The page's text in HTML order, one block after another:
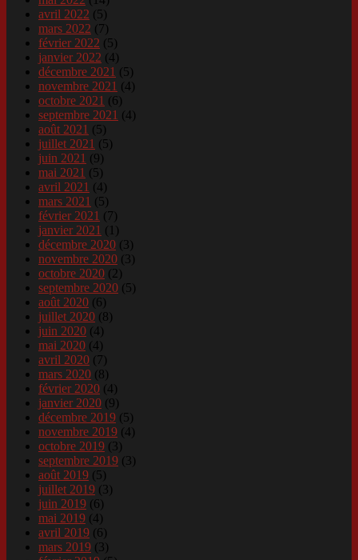
avril 2022 (5)
mars 2022 (7)
février 2022 (5)
janvier 2022 (4)
décembre 2021 (5)
novembre 2021 (4)
octobre 2021 (6)
septembre 2021 (4)
août 2021 (5)
juillet 2021 (5)
juin 2021 (9)
mai 2021 (5)
avril 2021 (4)
mars 2021 (5)
février 2021 (7)
janvier 2021 (1)
décembre 2020 (3)
novembre 2020 (3)
octobre 2020 (2)
septembre 2020 (5)
août 2020 (6)
juillet 2020 (8)
juin 2020 (4)
mai 2020 (4)
avril 2020 (7)
mars 2020 (8)
février 2020 (4)
janvier 2020 (9)
décembre 2019 (5)
novembre 2019 (4)
octobre 2019 (3)
septembre 2019 (3)
août 2019 (5)
juillet 2019 (3)
juin 2019 (6)
mai 2019 (4)
avril 2019 (6)
mars 2019 (3)